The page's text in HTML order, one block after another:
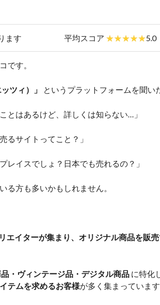
ます 平均スコア 5.0
です。
ツィ）」 というプラットフォームを聞い
とはあるけど、詳しくは知らない…」
るサイトってこと？」
レイスでしょ？日本でも売れるの？」
る方も多いかもしれません。
エイターが集まり、オリジナル商品を販
・ヴィンテージ品・デジタル商品に特化
テムを求めるお客様が多く集まっています